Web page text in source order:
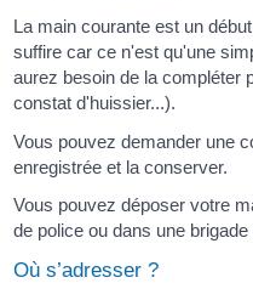
La main courante est un
suffire car ce n'est qu'une
aurez besoin de la compléter
constat d'huissier...).
Vous pouvez demander une
enregistrée et la conserver.
Vous pouvez déposer votre
de police ou dans une
Où s’adresser ?